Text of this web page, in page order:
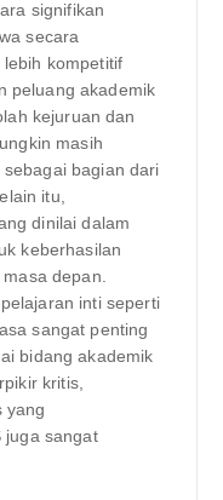
signifikan
secara
kompetitif
peluang akademik
kejuruan dan
masih
bagian dari
itu,
dinilai dalam
keberhasilan
depan.
inti seperti
sangat penting
bidang akademik
kritis,
yang
juga sangat